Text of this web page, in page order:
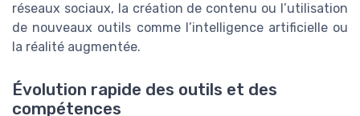
réseaux sociaux, la création de contenu ou l’utilisation
de nouveaux outils comme l’intelligence artificielle ou
la réalité augmentée.
Évolution rapide des outils et des
compétences